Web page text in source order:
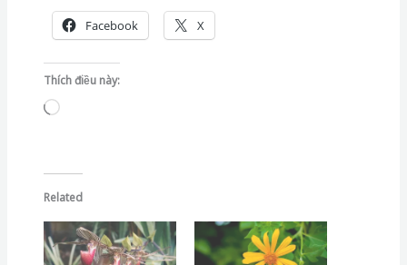
Facebook X
Thích điều này:
Đang
Related